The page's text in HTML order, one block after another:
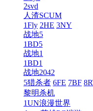
2svd
人渣SCUM
1Fly 2HE 3NY
战地5
1BD5
战地1
1BD1
战地2042
5猎杀者 6FE 7BF
黎明杀机
1UN浪漫世界